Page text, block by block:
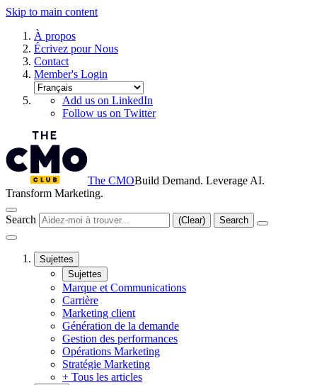
Skip to main content
À propos
Écrivez pour Nous
Contact
Member's Login
Add us on LinkedIn
Follow us on Twitter
The CMOBuild Demand. Leverage AI.
Transform Marketing.
Search (Clear) Search
Sujettes
Sujettes
Marque et Communications
Carrière
Marketing client
Génération de la demande
Gestion des performances
Opérations Marketing
Stratégie Marketing
+ Tous les articles